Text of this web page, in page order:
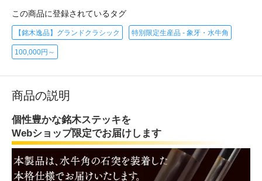
この商品に登録されているタグ
【銘木逸品】グランドクラシック 特別限定生産品 - 象牙・水牛角
100,000円～
商品の説明
個性豊かな銘木ステッキを
Webショップ限定でお届けします